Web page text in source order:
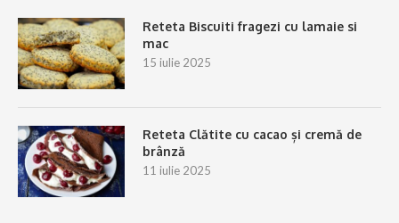
Reteta Biscuiti fragezi cu lamaie si
mac
15 iulie 2025
Reteta Clătite cu cacao și cremă de
brânză
11 iulie 2025